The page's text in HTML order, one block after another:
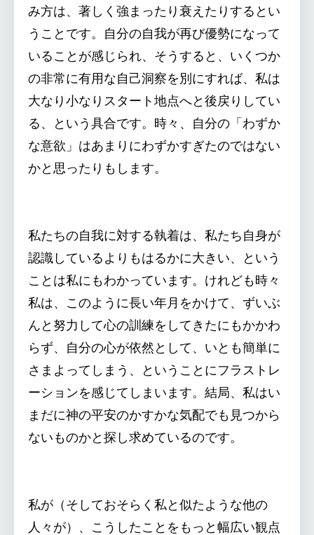
み方は、著しく強まったり衰えたりするとい
うことです。自分の自我が再び優勢になって
いることが感じられ、そうすると、いくつか
の非常に有用な自己洞察を別にすれば、私は
大なり小なりスタート地点へと後戻りしてい
る、という具合です。時々、自分の「わずか
な意欲」はあまりにわずかすぎたのではない
かと思ったりもします。
私たちの自我に対する執着は、私たち自身が
認識しているよりもはるかに大きい、という
ことは私にもわかっています。けれども時々
私は、このように長い年月をかけて、ずいぶ
んと努力して心の訓練をしてきたにもかかわ
らず、自分の心が依然として、いとも簡単に
さまよってしまう、ということにフラストレ
ーションを感じてしまいます。結局、私はい
まだに神の平安のかすかな気配でも見つから
ないものかと探し求めているのです。
私が（そしておそらく私と似たような他の
人々が）、こうしたことをもっと幅広い観点